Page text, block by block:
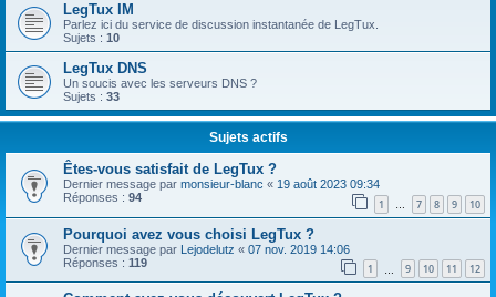
LegTux IM
Parlez ici du service de discussion instantanée de LegTux.
Sujets : 10
LegTux DNS
Un soucis avec les serveurs DNS ?
Sujets : 33
Sujets actifs
Êtes-vous satisfait de LegTux ?
Dernier message par monsieur-blanc « 19 août 2023 09:34
Réponses : 94 1 … 7 8 9 10
Pourquoi avez vous choisi LegTux ?
Dernier message par Lejodelutz « 07 nov. 2019 14:06
Réponses : 119 1 9 10 11 12